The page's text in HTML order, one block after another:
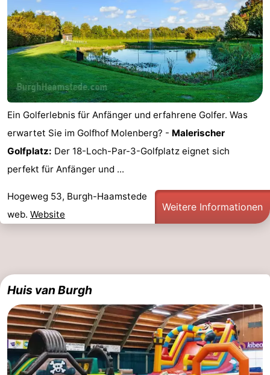
Oranjezon
Oostkapelle
-
Natur
de
Mantelingen
-
Domburg
-
Zoutelande
-
Vlissingen
-
Middelburg
Wetter
Ein Golferlebnis für Anfänger und erfahrene Golfer. Was
erwartet Sie im Golfhof Molenberg? - Malerischer
Golfplatz: Der 18-Loch-Par-3-Golfplatz eignet sich
perfekt für Anfänger und ...
Hogeweg 53, Burgh-Haamstede
web. Website
Weitere Informationen
Huis van Burgh